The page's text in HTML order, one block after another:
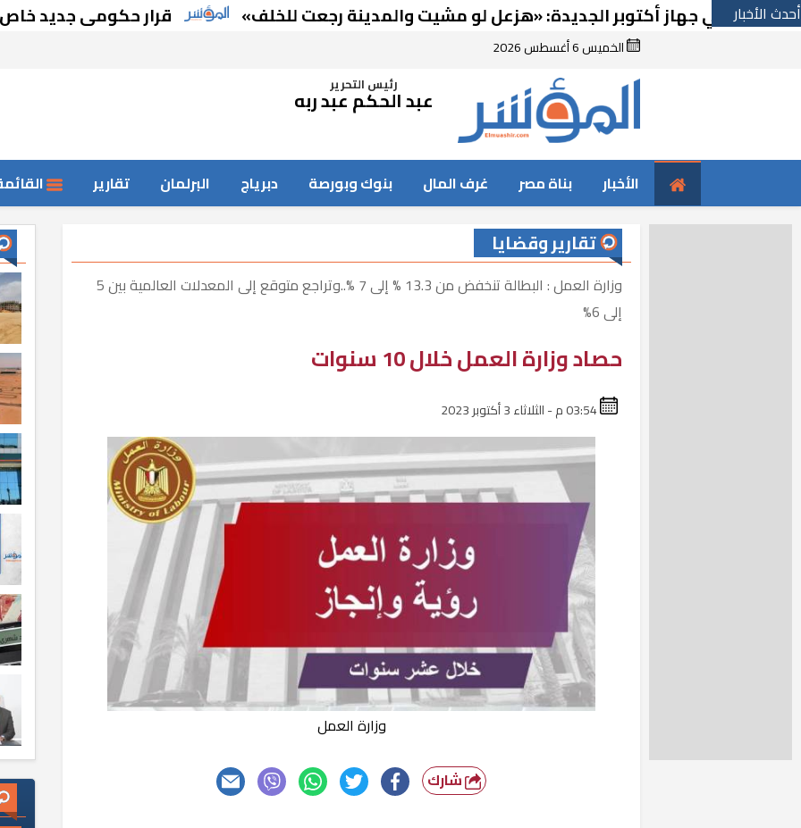
أحدث الأخبار
جهاز أكتوبر الجديدة: «هزعل لو مشيت والمدينة رجعت للخلف» قرار حكومى جديد خاص
الخميس 6 أغسطس 2026
رئيس التحرير
عبد الحكم عبد ربه
الأخبار بناة مصر غرف المال بنوك وبورصة دبرياج البرلمان تقارير
تقارير وقضايا
وزارة العمل : البطالة تنخفض من 13.3 % إلى 7 %..وتراجع متوقع إلى المعدلات العالمية بين 5
إلى 6%
حصاد وزارة العمل خلال 10 سنوات
وزارة العمل
شارك